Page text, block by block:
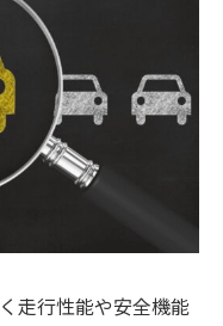
走行性能や安全機能